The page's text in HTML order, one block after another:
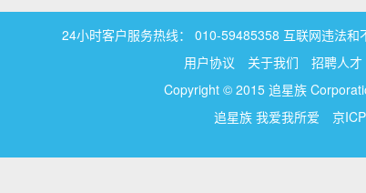
24小时客户服务热线： 010-59485358 互联网违法
用户协议
关于我们 招聘人才
Copyright © 2015 追星族
追星族 我爱我所爱
京